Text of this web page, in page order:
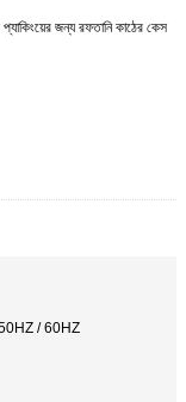
জন্য রফতানি কাঠের কেস
/ 60HZ